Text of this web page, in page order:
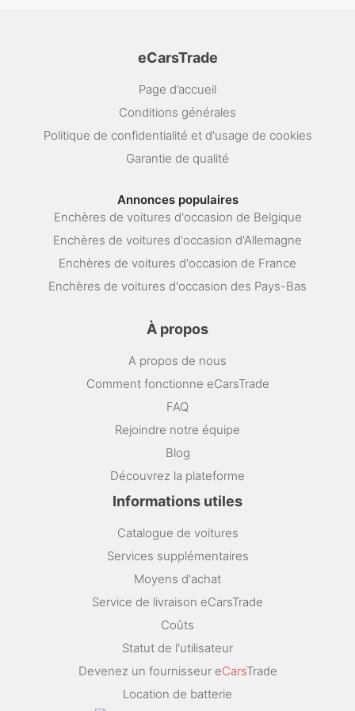
eCarsTrade
Page d’accueil
Conditions générales
Politique de confidentialité et d'usage de cookies
Garantie de qualité
Annonces populaires
Enchères de voitures d'occasion de Belgique
Enchères de voitures d'occasion d'Allemagne
Enchères de voitures d'occasion de France
Enchères de voitures d'occasion des Pays-Bas
À propos
A propos de nous
Comment fonctionne eCarsTrade
FAQ
Rejoindre notre équipe
Blog
Découvrez la plateforme
Informations utiles
Catalogue de voitures
Services supplémentaires
Moyens d'achat
Service de livraison eCarsTrade
Coûts
Statut de l'utilisateur
Devenez un fournisseur eCarsTrade
Location de batterie